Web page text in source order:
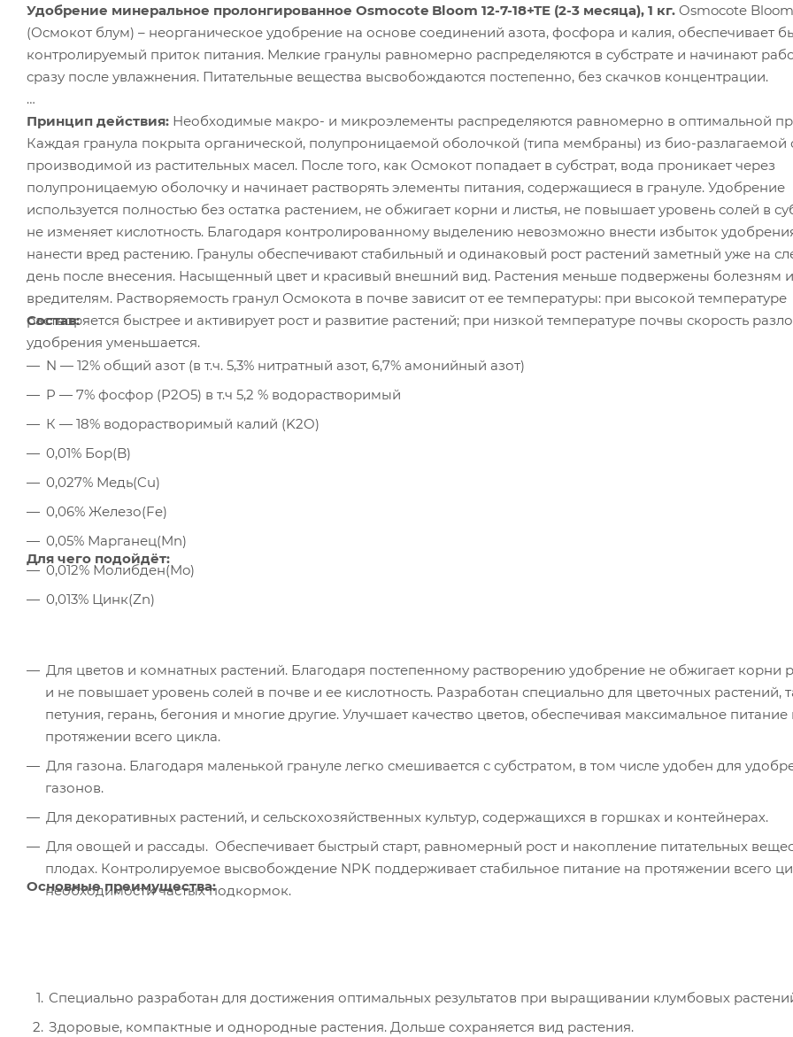
Удобрение минеральное пролонгированное Osmocote Bloom 12-7-18+TE (2-3 месяца), 1 кг. Osmocote Bloom
(Осмокот блум) – неорганическое удобрение на основе соединений азота, фосфора и калия, обеспечивает
контролируемый приток питания. Мелкие гранулы равномерно распределяются в субстрате и начинают
сразу после увлажнения. Питательные вещества высвобождаются постепенно, без скачков концентрации.
Принцип действия: Необходимые макро- и микроэлементы распределяются равномерно в оптимальной
Каждая гранула покрыта органической, полупроницаемой оболочкой (типа мембраны) из био-разлагаемой
производимой из растительных масел. После того, как Осмокот попадает в субстрат, вода проникает через
полупроницаемую оболочку и начинает растворять элементы питания, содержащиеся в грануле. Удобрение
используется полностью без остатка растением, не обжигает корни и листья, не повышает уровень солей в
не изменяет кислотность. Благодаря контролированному выделению невозможно внести избыток
нанести вред растению. Гранулы обеспечивают стабильный и одинаковый рост растений заметный уже на
день после внесения. Насыщенный цвет и красивый внешний вид. Растения меньше подвержены болезням и
вредителям. Растворяемость гранул Осмокота в почве зависит от ее температуры: при высокой температуре
растворяется быстрее и активирует рост и развитие растений; при низкой температуре почвы скорость
удобрения уменьшается.
Состав:
N — 12% общий азот (в т.ч. 5,3% нитратный азот, 6,7% амонийный азот)
P — 7% фосфор (P2O5) в т.ч 5,2 % водорастворимый
К — 18% водорастворимый калий (K2O)
0,01% Бор(B)
0,027% Медь(Cu)
0,06% Железо(Fe)
0,05% Марганец(Mn)
0,012% Молибден(Mo)
0,013% Цинк(Zn)
Для чего подойдёт:
Для цветов и комнатных растений. Благодаря постепенному растворению удобрение не обжигает корни
и не повышает уровень солей в почве и ее кислотность. Разработан специально для цветочных растений,
петуния, герань, бегония и многие другие. Улучшает качество цветов, обеспечивая максимальное питание
протяжении всего цикла.
Для газона. Благодаря маленькой грануле легко смешивается с субстратом, в том числе удобен для
газонов.
Для декоративных растений, и сельскохозяйственных культур, содержащихся в горшках и контейнерах.
Для овощей и рассады. Обеспечивает быстрый старт, равномерный рост и накопление питательных
плодах. Контролируемое высвобождение NPK поддерживает стабильное питание на протяжении всего
необходимости частых подкормок.
Основные преимущества:
Специально разработан для достижения оптимальных результатов при выращивании клумбовых
Здоровые, компактные и однородные растения. Дольше сохраняется вид растения.